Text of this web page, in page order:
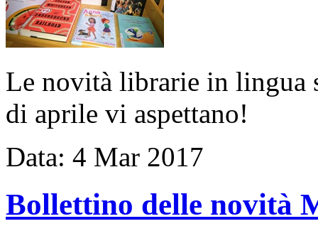
Le novità librarie in lingua
di aprile vi aspettano!
Data: 4 Mar 2017
Bollettino delle novità